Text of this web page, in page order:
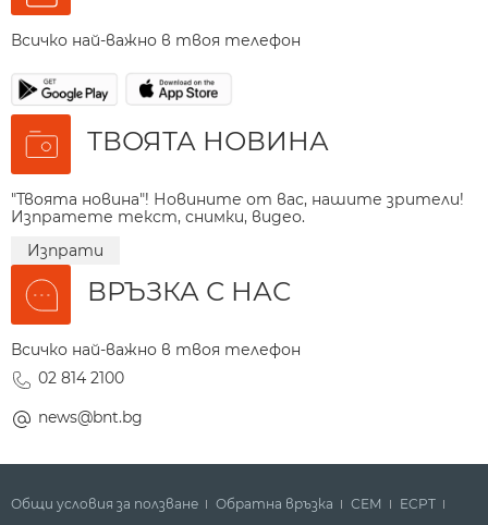
Всичко най-важно в твоя телефон
ТВОЯТА НОВИНА
"Твоята новина"! Новините от вас, нашите зрители!
Изпратете текст, снимки, видео.
Изпрати
ВРЪЗКА С НАС
Всичко най-важно в твоя телефон
02 814 2100
news@bnt.bg
Общи условия за ползване Обратна връзка СЕМ ECPT